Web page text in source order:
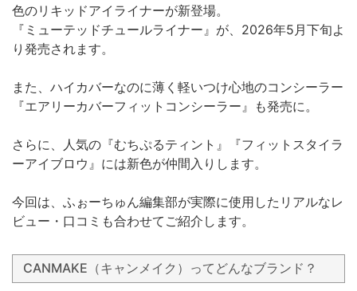
色のリキッドアイライナーが新登場。
『ミューテッドチュールライナー』が、2026年5月下旬よ
り発売されます。
また、ハイカバーなのに薄く軽いつけ心地のコンシーラー
『エアリーカバーフィットコンシーラー』も発売に。
さらに、人気の『むちぷるティント』『フィットスタイラ
ーアイブロウ』には新色が仲間入りします。
今回は、ふぉーちゅん編集部が実際に使用したリアルなレ
ビュー・口コミも合わせてご紹介します。
CANMAKE（キャンメイク）ってどんなブランド？